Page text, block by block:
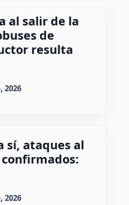
al salir de la
de
resulta
2026
sí, ataques al
2026